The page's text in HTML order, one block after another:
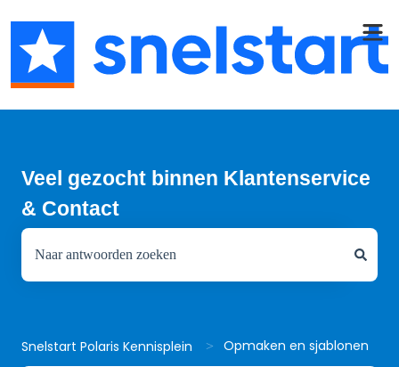
Veel gezocht binnen Klantenservice
& Contact
Snelstart Polaris Kennisplein Opmaken en sjablonen